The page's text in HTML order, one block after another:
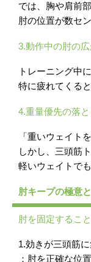
では、胸や肩前
肘の位置が数セ
3.動作中の肘の
トレーニング中
特に疲れてくる
4.重量優先の落
「重いウェイト
しかし、三頭筋
軽いウェイトで
肘キープの極意
肘を固定するこ
1.効きが三頭筋
：肘を正確な位